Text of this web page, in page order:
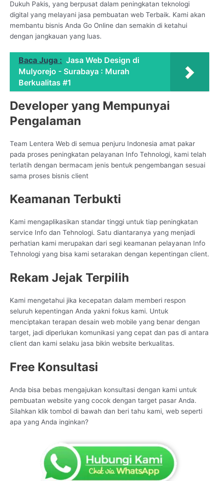
Dukuh Pakis, yang berpusat dalam peningkatan teknologi
digital yang melayani jasa pembuatan web Terbaik. Kami akan
membantu bisnis Anda Go Online dan semakin di ketahui
dengan jangkauan yang luas.
Baca Juga : Jasa Web Design di
Mulyorejo - Surabaya : Murah
Berkualitas #1
Developer yang Mempunyai
Pengalaman
Team Lentera Web di semua penjuru Indonesia amat pakar
pada proses peningkatan pelayanan Info Tehnologi, kami telah
terlatih dengan bermacam jenis bentuk pengembangan sesuai
sama proses bisnis client
Keamanan Terbukti
Kami mengaplikasikan standar tinggi untuk tiap peningkatan
service Info dan Tehnologi. Satu diantaranya yang menjadi
perhatian kami merupakan dari segi keamanan pelayanan Info
Tehnologi yang bisa kami setarakan dengan kepentingan client.
Rekam Jejak Terpilih
Kami mengetahui jika kecepatan dalam memberi respon
seluruh kepentingan Anda yakni fokus kami. Untuk
menciptakan terapan desain web mobile yang benar dengan
target, jadi diperlukan komunikasi yang cepat dan pas di antara
client dan kami selaku jasa bikin website berkualitas.
Free Konsultasi
Anda bisa bebas mengajukan konsultasi dengan kami untuk
pembuatan website yang cocok dengan target pasar Anda.
Silahkan klik tombol di bawah dan beri tahu kami, web seperti
apa yang Anda inginkan?